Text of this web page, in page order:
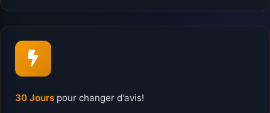
30 Jours pour changer d'avis!